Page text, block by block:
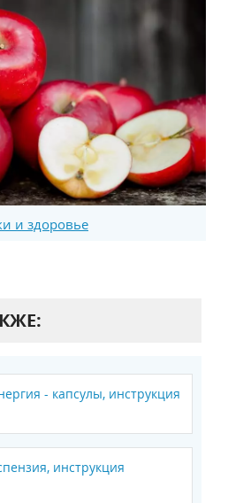
и здоровье
- капсулы, инструкция
инструкция